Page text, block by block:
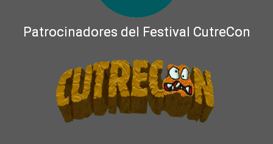
Patrocinadores del Festival CutreCon